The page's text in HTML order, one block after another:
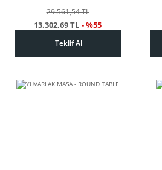
29.561,54 TL
13.302,69 TL - %55
Teklif Al